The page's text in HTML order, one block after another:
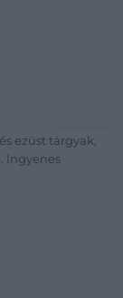
ezüst tárgyak,
Ingyenes